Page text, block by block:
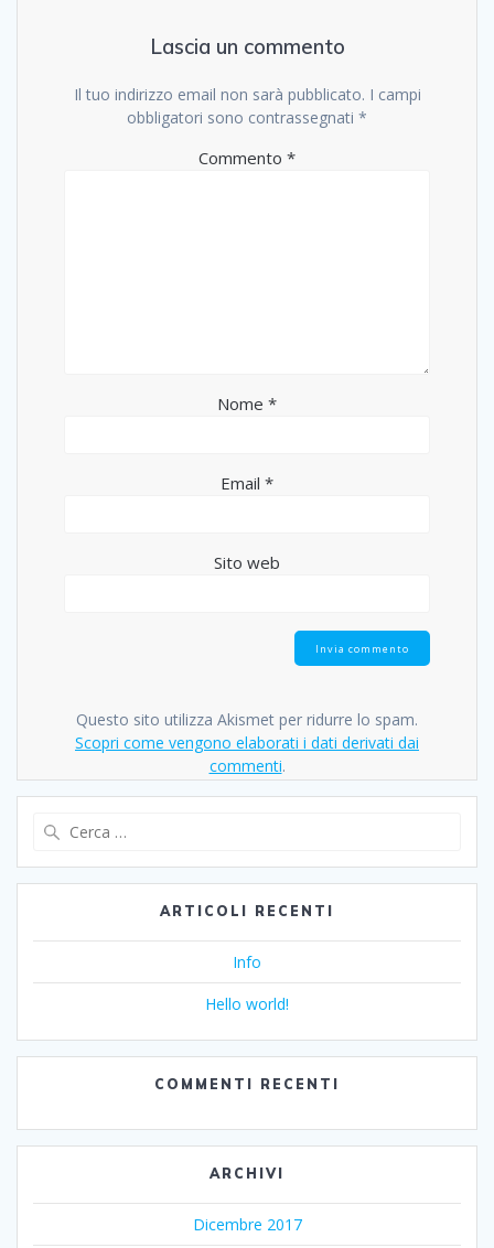
Lascia un commento
Il tuo indirizzo email non sarà pubblicato. I campi
obbligatori sono contrassegnati *
Commento *
Nome *
Email *
Sito web
Questo sito utilizza Akismet per ridurre lo spam.
Scopri come vengono elaborati i dati derivati dai
commenti.
ARTICOLI RECENTI
Info
Hello world!
COMMENTI RECENTI
ARCHIVI
Dicembre 2017